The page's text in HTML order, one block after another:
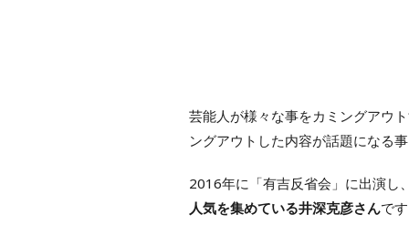
芸能人が様々な事をカミングアウ
ングアウトした内容が話題になる
2016年に「有吉反省会」に出演し
人気を集めている井深克彦さんで